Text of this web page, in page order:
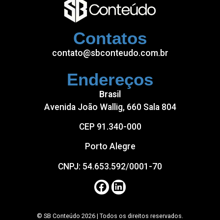
Contatos
contato@sbconteudo.com.br
Endereços
Brasil
Avenida João Wallig, 660 Sala 804
CEP 91.340-000
Porto Alegre
CNPJ: 54.653.592/0001-70
© SB Conteúdo 2026 | Todos os direitos reservados.